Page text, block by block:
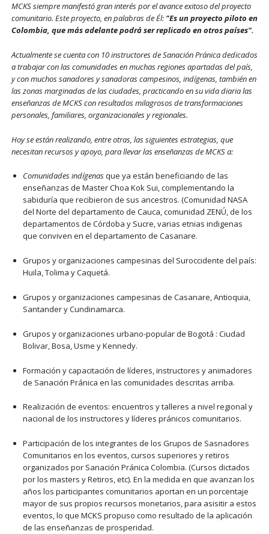
MCKS siempre manifestó gran interés por el avance exitoso del proyecto
comunitario. Este proyecto, en palabras de Él: "Es un proyecto piloto en
Colombia, que más adelante podrá ser replicado en otros países".
Actualmente se cuenta con 10 instructores de Sanación Pránica dedicados
a trabajar con las comunidades en muchas regiones apartadas del país,
y con muchos sanadores y sanadoras campesinos, indígenas, también en
las zonas marginadas de las ciudades, practicando en su vida diaria las
enseñanzas de MCKS con resultados milagrosos de transformaciones
personales, familiares, organizacionales y regionales.
Hoy se están realizando, entre otras, las siguientes estrategias, que
necesitan recursos y apoyo, para llevar las enseñanzas de MCKS a:
Comunidades indígenasque ya están beneficiando de las
enseñanzas de Master Choa Kok Sui, complementando la
sabiduría que recibieron de sus ancestros. (Comunidad NASA
del Norte del departamento de Cauca, comunidad ZENÚ, de los
departamentos de Córdoba y Sucre, varias etnias indigenas
que conviven en el departamento de Casanare.
Grupos y organizaciones campesinas del Suroccidente del país:
Huila, Tolima y Caquetá.
Grupos y organizaciones campesinas de Casanare, Antioquia,
Santander y Cundinamarca.
Grupos y organizaciones urbano-popular de Bogotá : Ciudad
Bolivar, Bosa, Usme y Kennedy.
Formación y capacitación de líderes, instructores y animadores
de Sanación Pránica en las comunidades descritas arriba.
Realización de eventos: encuentros y talleres a nivel regional y
nacional de los instructores y líderes pránicos comunitarios.
Participación de los integrantes de los Grupos de Sasnadores
Comunitarios en los eventos, cursos superiores y retiros
organizados por Sanación Pránica Colombia. (Cursos dictados
por los masters y Retiros, etc). En la medida en que avanzan los
años los participantes comunitarios aportan en un porcentaje
mayor de sus propios recursos monetarios, para asisitir a estos
eventos, lo que MCKS propuso como resultado de la aplicación
de las enseñanzas de prosperidad.